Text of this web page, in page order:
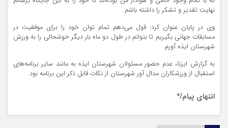
نهایت تقدیر و تشکر را داشته باشم.
وی در پایان عنوان کرد: قول می‌دهم تمام توان خود را برای موفقیت در
مسابقات جهانی بگیریم تا بتوانم در طول دو ماه بار دیگر خوشحالی را به ورزش
شهرستان ایذه آورم.
به گزارش ایزنا، عدم حضور مسئولان شهرستان ایذه به مانند سایر برنامه‌های
استقبال از ورزشکاران مدال آور شهرستان از نکات قابل ذکر این برنامه بود.
انتهای پیام/*